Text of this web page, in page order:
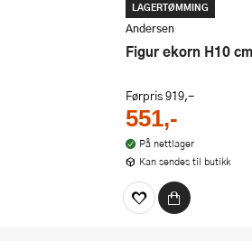
LAGERTØMMING
Andersen
Figur ekorn H10 cm
Førpris919,-
551,-
På nettlager
Kan sendes til butikk